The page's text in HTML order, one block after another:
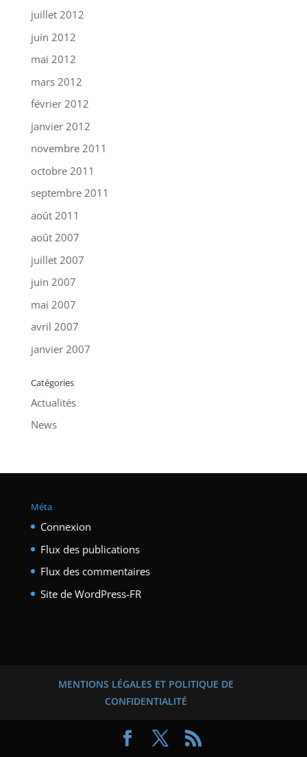
juillet 2012
juin 2012
mai 2012
mars 2012
février 2012
janvier 2012
novembre 2011
octobre 2011
septembre 2011
août 2011
août 2007
juillet 2007
juin 2007
mai 2007
avril 2007
janvier 2007
Catégories
Actualités
News
Méta
Connexion
Flux des publications
Flux des commentaires
Site de WordPress-FR
MENTIONS LÉGALES ET POLITIQUE DE
CONFIDENTIALITÉ